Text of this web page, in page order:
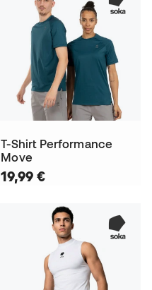
T-Shirt Performance
Move
19,99 €